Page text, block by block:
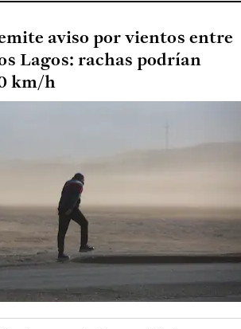
aviso por vientos entre
Lagos: rachas podrían
km/h